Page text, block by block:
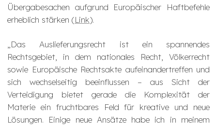
Übergabesachen aufgrund Europäischer Haftbefehle
erheblich stärken (Link).
Das Auslieferungsrecht ist ein spannendes
Rechtsgebiet, in dem nationales Recht, Völkerrecht
sowie Europäische Rechtsakte aufeinandertreffen und
sich wechselseitig beeinflussen – aus Sicht der
Verteidigung bietet gerade die Komplexität der
Materie ein fruchtbares Feld für kreative und neue
Lösungen.
Einige neue Ansätze habe ich in meinem